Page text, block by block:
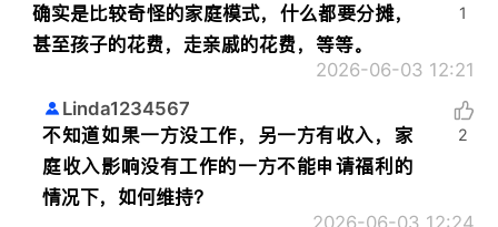
确实是比较奇怪的家庭模式，什么都要分摊，
甚至孩子的花费，走亲戚的花费，等等。
2026-06-03 12:21
1
Linda1234567
不知道如果一方没工作，另一方有收入，家
庭收入影响没有工作的一方不能申请福利的
情况下，如何维持？
2026-06-03 12:24
2